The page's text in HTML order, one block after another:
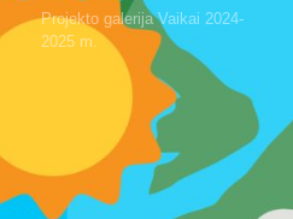
Projekto galerija Vaikai 2024-
2025 m.